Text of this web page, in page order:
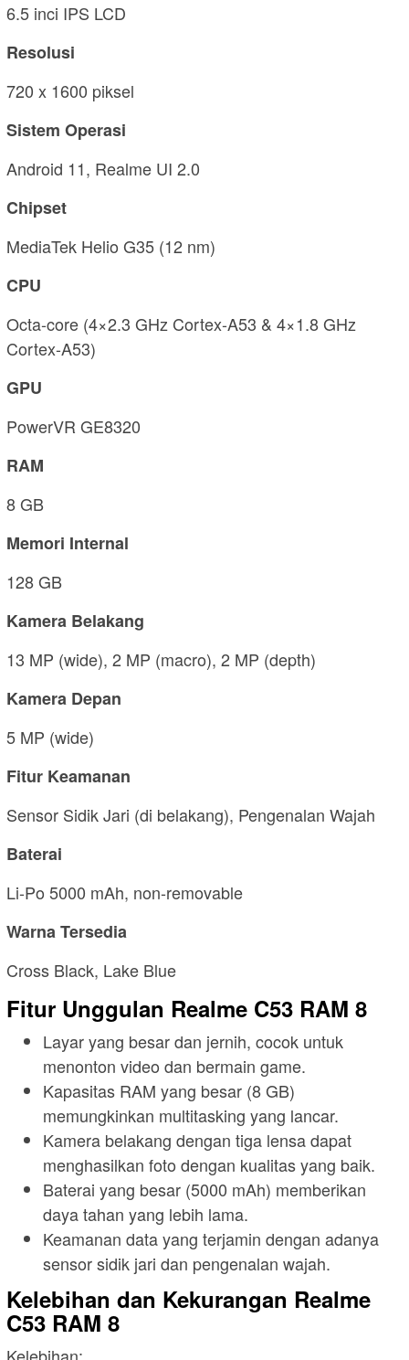
6.5 inci IPS LCD
Resolusi
720 x 1600 piksel
Sistem Operasi
Android 11, Realme UI 2.0
Chipset
MediaTek Helio G35 (12 nm)
CPU
Octa-core (4×2.3 GHz Cortex-A53 & 4×1.8 GHz
Cortex-A53)
GPU
PowerVR GE8320
RAM
8 GB
Memori Internal
128 GB
Kamera Belakang
13 MP (wide), 2 MP (macro), 2 MP (depth)
Kamera Depan
5 MP (wide)
Fitur Keamanan
Sensor Sidik Jari (di belakang), Pengenalan Wajah
Baterai
Li-Po 5000 mAh, non-removable
Warna Tersedia
Cross Black, Lake Blue
Fitur Unggulan Realme C53 RAM 8
Layar yang besar dan jernih, cocok untuk
menonton video dan bermain game.
Kapasitas RAM yang besar (8 GB)
memungkinkan multitasking yang lancar.
Kamera belakang dengan tiga lensa dapat
menghasilkan foto dengan kualitas yang baik.
Baterai yang besar (5000 mAh) memberikan
daya tahan yang lebih lama.
Keamanan data yang terjamin dengan adanya
sensor sidik jari dan pengenalan wajah.
Kelebihan dan Kekurangan Realme
C53 RAM 8
Kelebihan: